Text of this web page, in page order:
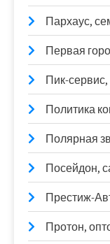
Пархаус,
Первая
Пик-
Политика
Полярная
Посейдон,
Престиж-
Протон,